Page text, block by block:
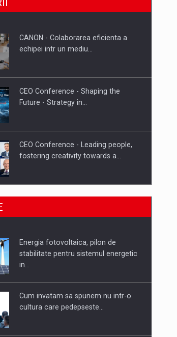
Hard Enduro Piatra Craiului 2026,
CANON - Colaborarea eficienta a
echipei intr un mediu…
CEO Conference - Shaping the
Future - Strategy in…
CEO Conference - Leading people,
fostering creativity towards a…
CEO Conference - Shaping The
Webinar - Business Evolution-
RETHINK STRATEGY-Finantare
Energia fotovoltaica, pilon de
stabilitate pentru sistemul energetic
in…
Cum invatam sa spunem nu intr-o
cultura care pedepseste…